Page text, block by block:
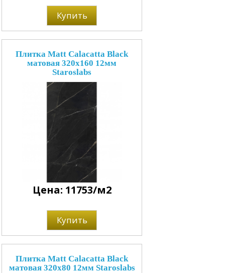
Купить
Плитка Matt Calacatta Black
матовая 320x160 12мм
Staroslabs
Цена: 11753/м2
Купить
Плитка Matt Calacatta Black
матовая 320x80 12мм Staroslabs